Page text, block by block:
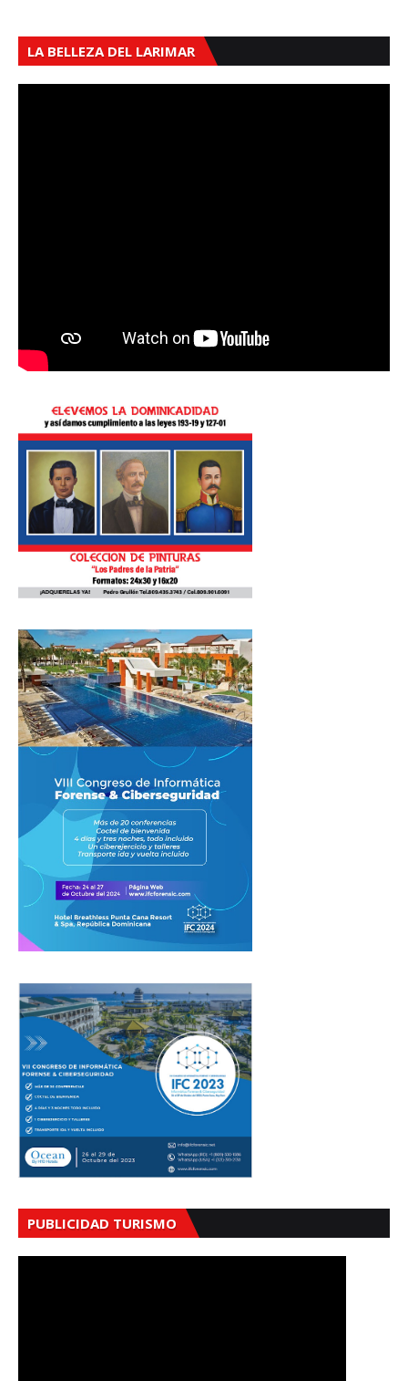
LA BELLEZA DEL LARIMAR
PUBLICIDAD TURISMO